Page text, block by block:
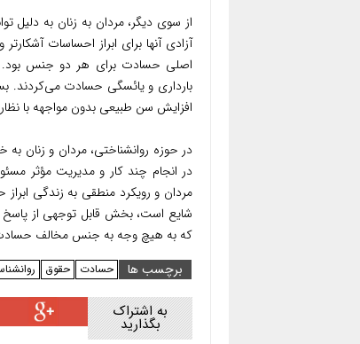
از سوی دیگر، مردان به زنان به دلیل
آزادی آنها برای ابراز احساسات
اصلی حسادت برای هر دو جنس بود.
بارداری و یائسگی حسادت می‌کردند.
افزایش سن طبیعی بدون مواجهه با
در حوزه روانشناختی، مردان و زنان
در انجام چند کار و مدیریت مؤثر
مردان و رویکرد منطقی به زندگی
که به هیچ وجه به جنس مخالف
برچسب ها
حسادت حقوق
به اشتراک
بگذارید